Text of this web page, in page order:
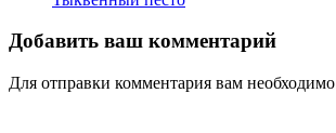
Добавить ваш комментарий
Для отправки комментария вам необходимо